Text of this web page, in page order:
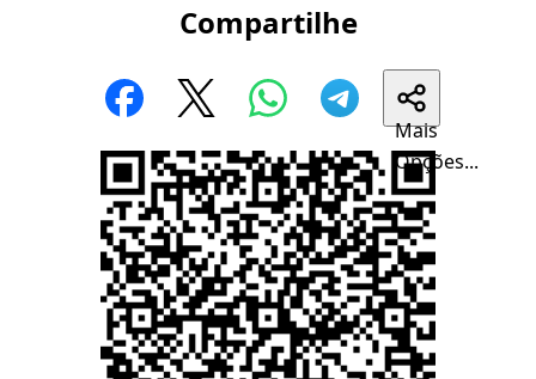
Compartilhe
Mais
Opções...